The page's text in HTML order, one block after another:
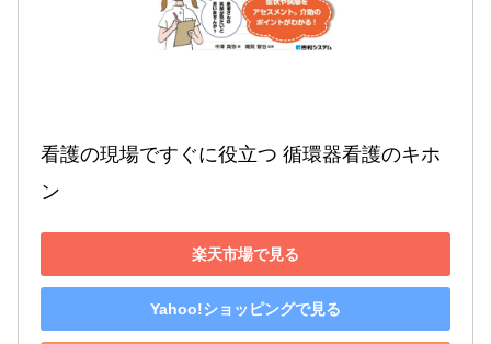
看護の現場ですぐに役立つ 循環器看護のキホ
ン
楽天市場で見る
Yahoo!ショッピングで見る